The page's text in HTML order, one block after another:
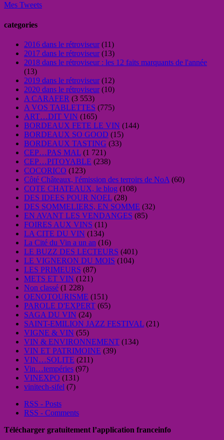
Mes Tweets
categories
2016 dans le rétroviseur(11)
2017 dans le rétroviseur(13)
2018 dans le rétroviseur : les 12 faits marquants de l'année
(13)
2019 dans le rétroviseur(12)
2020 dans le rétroviseur(10)
A CARAFER (3 553)
A VOS TABLETTES (775)
ART…DIT VIN (165)
BORDEAUX FETE LE VIN (144)
BORDEAUX SO GOOD (15)
BORDEAUX TASTING (33)
CEP…PAS MAL (1 721)
CEP…PITOYABLE (238)
COCORICO (123)
Côté Châteaux, l'émission des terroirs de NoA (60)
COTE CHATEAUX, le blog (108)
DES IDEES POUR NOEL (28)
DES SOMMELIERS, EN SOMME (32)
EN AVANT LES VENDANGES (85)
FOIRES AUX VINS (11)
LA CITE DU VIN (134)
La Cité du Vin a un an (16)
LE BUZZ DES LECTEURS (401)
LE VIGNERON DU MOIS (104)
LES PRIMEURS (87)
METS ET VIN (121)
Non classé (1 228)
OENOTOURISME (151)
PAROLE D'EXPERT (65)
SAGA DU VIN (24)
SAINT-EMILION JAZZ FESTIVAL (21)
VIGNE & VIN (55)
VIN & ENVIRONNEMENT (134)
VIN ET PATRIMOINE (39)
VIN…SOLITE (211)
Vin…tempéries (97)
VINEXPO (131)
vinitech-sifel (7)
RSS - Posts
RSS - Comments
Télécharger gratuitement l’application franceinfo